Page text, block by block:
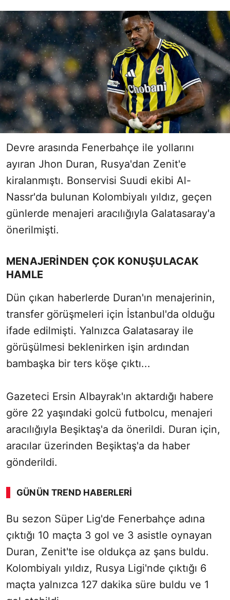
Devre arasında Fenerbahçe ile yollarını
ayıran Jhon Duran, Rusya'dan Zenit'e
kiralanmıştı. Bonservisi Suudi ekibi Al-
Nassr'da bulunan Kolombiyalı yıldız, geçen
günlerde menajeri aracılığıyla Galatasaray'a
önerilmişti.
MENAJERİNDEN ÇOK KONUŞULACAK
HAMLE
Dün çıkan haberlerde Duran'ın menajerinin,
transfer görüşmeleri için İstanbul'da olduğu
ifade edilmişti. Yalnızca Galatasaray ile
görüşülmesi beklenirken işin ardından
bambaşka bir ters köşe çıktı...
Gazeteci Ersin Albayrak'ın aktardığı habere
göre 22 yaşındaki golcü futbolcu, menajeri
aracılığıyla Beşiktaş'a da önerildi. Duran için,
aracılar üzerinden Beşiktaş'a da haber
gönderildi.
GÜNÜN TREND HABERLERI
Bu sezon Süper Lig'de Fenerbahçe adına
çıktığı 10 maçta 3 gol ve 3 asistle oynayan
Duran, Zenit'te ise oldukça az şans buldu.
Kolombiyalı yıldız, Rusya Ligi'nde çıktığı 6
maçta yalnızca 127 dakika süre buldu ve 1